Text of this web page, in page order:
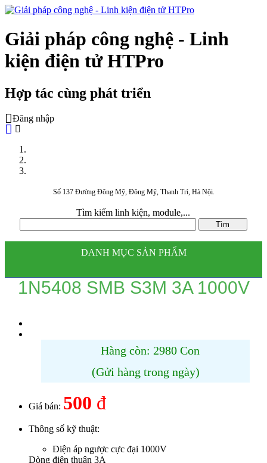
Giải pháp công nghệ - Linh
kiện điện tử HTPro
Hợp tác cùng phát triển
Đăng nhập
Số 137 Đường Đông Mỹ, Đông Mỹ, Thanh Trì, Hà Nội.
Tìm kiếm linh kiện, module,...
DANH MỤC SẢN PHẨM
1N5408 SMB S3M 3A 1000V
Hàng còn: 2980 Con
(Gửi hàng trong ngày)
Giá bán: 500 đ
Thông số kỹ thuật:
Điện áp ngược cực đại 1000V
Dòng điện thuận 3A